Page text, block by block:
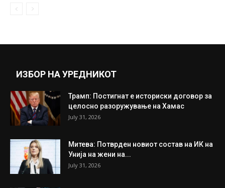
ИЗБОР НА УРЕДНИКОТ
Трамп: Постигнат е историски договор за
целосно разоружување на Хамас
July 31, 2026
Митева: Потврден новиот состав на ИК на
Унија на жени на...
July 31, 2026